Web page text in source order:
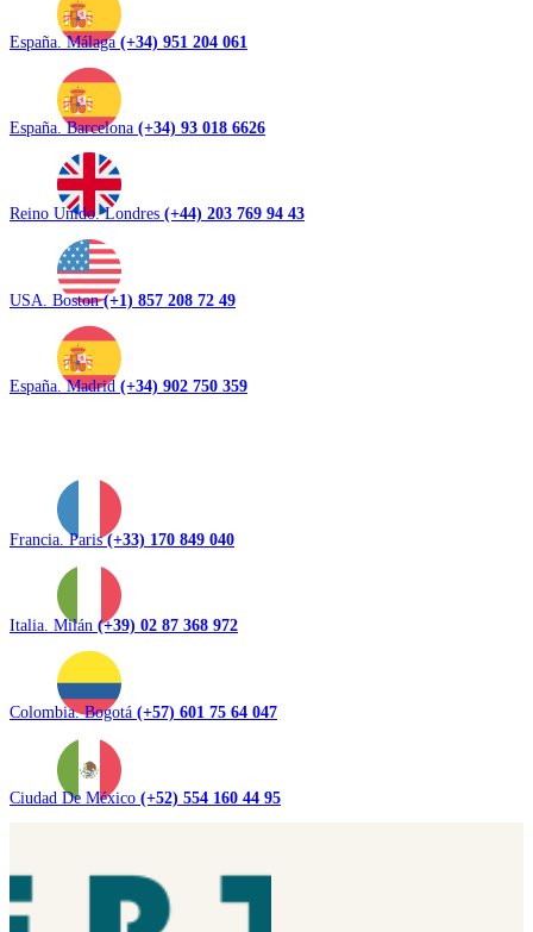
España. Málaga (+34) 951 204 061
España. Barcelona (+34) 93 018 6626
Reino Unido. Londres (+44) 203 769 94 43
USA. Boston(+1) 857 208 72 49
España. Madrid (+34) 902 750 359
Francia. Paris(+33) 170 849 040
Italia. Milán (+39) 02 87 368 972
Colombia. Bogotá (+57) 601 75 64 047
Ciudad De México (+52) 554 160 44 95